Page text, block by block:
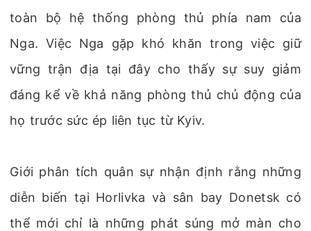
toàn bộ hệ thống phòng thủ phía nam của
Nga. Việc Nga gặp khó khăn trong việc giữ
vững trận địa tại đây cho thấy sự suy giảm
đáng kể về khả năng phòng thủ chủ động của
họ trước sức ép liên tục từ Kyiv.
Giới phân tích quân sự nhận định rằng những
diễn biến tại Horlivka và sân bay Donetsk có
thể mới chỉ là những phát súng mở màn cho